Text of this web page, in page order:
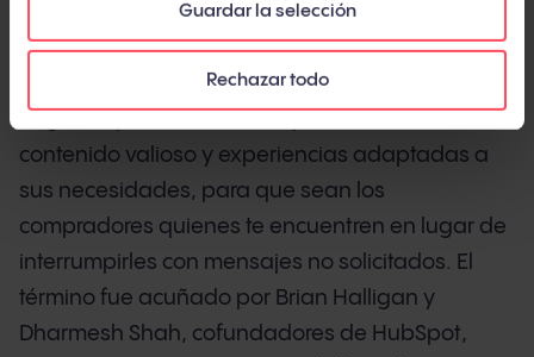
Guardar la selección
Rechazar todo
Qué es el inbound marketing
El inbound marketing es una metodología de
contenido valioso y experiencias adaptadas a
sus necesidades, para que sean los
compradores quienes te encuentren en lugar de
interrumpirles con mensajes no solicitados. El
término fue acuñado por Brian Halligan y
Dharmesh Shah, cofundadores de HubSpot,